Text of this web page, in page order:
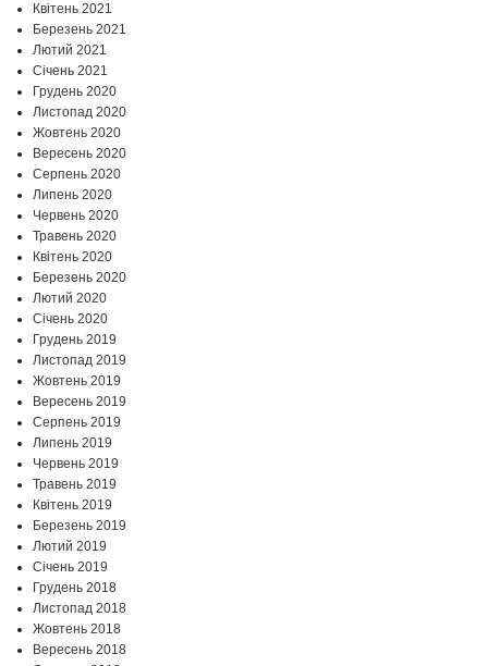
Квітень 2021
Березень 2021
Лютий 2021
Січень 2021
Грудень 2020
Листопад 2020
Жовтень 2020
Вересень 2020
Серпень 2020
Липень 2020
Червень 2020
Травень 2020
Квітень 2020
Березень 2020
Лютий 2020
Січень 2020
Грудень 2019
Листопад 2019
Жовтень 2019
Вересень 2019
Серпень 2019
Липень 2019
Червень 2019
Травень 2019
Квітень 2019
Березень 2019
Лютий 2019
Січень 2019
Грудень 2018
Листопад 2018
Жовтень 2018
Вересень 2018